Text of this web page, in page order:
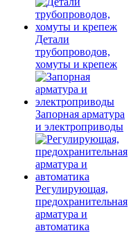
Детали
трубопроводов,
хомуты и крепеж
Запорная арматура
и электроприводы
Регулирующая,
предохранительная
арматура и
автоматика